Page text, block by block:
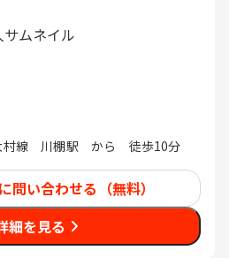
村線 川棚駅 から 徒歩10分
問い合わせる（無料）
細を見る